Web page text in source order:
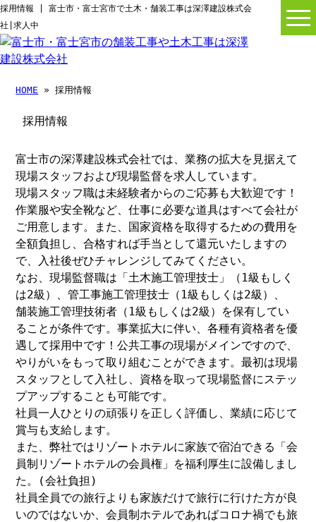
採用情報 | 富士市・富士宮市で土木・舗装工事は深澤建設株式会
社|求人中
HOME » 採用情報
採用情報
富士市の深澤建設株式会社では、業務の拡大を見据えて
現場スタッフおよび現場監督を求人しています。
現場スタッフ職は未経験者からのご応募も大歓迎です！
作業服や安全靴など、仕事に必要な道具はすべて会社が
ご用意します。また、国家資格を取得するための費用を
全額負担し、合格すれば手当として還元いたしますの
で、入社後ぜひチャレンジしてみてください。
なお、現場監督職は「土木施工管理技士」（1級もしく
は2級）、管工事施工管理技士（1級もしくは2級）、
舗装施工管理技術者（1級もしくは2級）を保有してい
ることが条件です。事業拡大に伴い、各種有資格者を優
遇して採用中です！公共工事の現場がメインですので、
やりがいをもって取り組むことができます。最初は現場
スタッフとして入社し、資格を取って現場監督にステッ
プアップすることも可能です。
社員一人ひとりの頑張りを正しく評価し、業績に応じて
賞与も支給します。
また、弊社ではリゾートホテルに家族で宿泊できる「会
員制リゾートホテルの会員権」を福利厚生に設備しまし
た。(会社負担)
社員全員での旅行よりも家族だけで旅行に行けた方が良
いのではないか、会員制ホテルであればコロナ禍でも旅